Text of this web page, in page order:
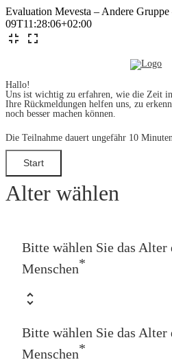
Zum
Inhalt
springen
Evaluation Mevesta – Andere Gruppe
09T11:28:06+02:00
Hallo!
Uns ist wichtig zu erfahren, wie die Zeit
Ihre Rückmeldungen helfen uns, zu
noch besser machen können.
Die Teilnahme dauert ungefähr 10
Alter wählen
Bitte wählen Sie das Alter
Menschen*
Bitte wählen Sie das Alter
Menschen*